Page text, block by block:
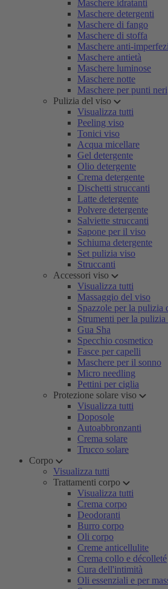
Maschere idratanti
Maschere detergenti
Maschere di fango
Maschere di stoffa
Maschere anti-
Maschere antietà
Maschere luminose
Maschere notte
Maschere per punti neri
Pulizia del viso
Visualizza tutti
Peeling viso
Tonici viso
Acqua micellare
Gel detergente
Olio detergente
Crema detergente
Dischetti struccanti
Latte detergente
Polvere detergente
Salviette struccanti
Sapone per il viso
Schiuma detergente
Set pulizia viso
Struccanti
Accessori viso
Visualizza tutti
Massaggio del viso
Spazzole per la pulizia
Strumenti per la
Gua Sha
Specchio cosmetico
Fasce per capelli
Maschere per il sonno
Micro needling
Pettini per ciglia
Protezione solare viso
Visualizza tutti
Doposole
Autoabbronzanti
Crema solare
Trucco solare
Corpo
Visualizza tutti
Trattamenti corpo
Visualizza tutti
Crema corpo
Deodoranti
Burro corpo
Oli corpo
Creme anticellulite
Crema collo e décolleté
Cura dell'intimità
Oli essenziali e per